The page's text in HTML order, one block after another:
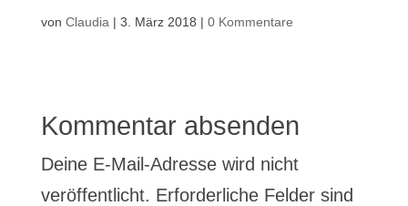
von Claudia | 3. März 2018 | 0 Kommentare
Kommentar absenden
Deine E-Mail-Adresse wird nicht
veröffentlicht. Erforderliche Felder sind